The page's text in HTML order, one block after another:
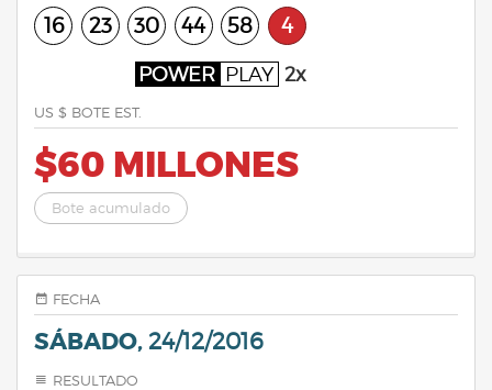
16 23 30 44 58 4
POWER PLAY 2x
US $ BOTE EST.
$60 MILLONES
Bote acumulado
FECHA
SÁBADO, 24/12/2016
RESULTADO